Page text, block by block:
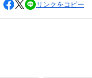
リンクをコピー